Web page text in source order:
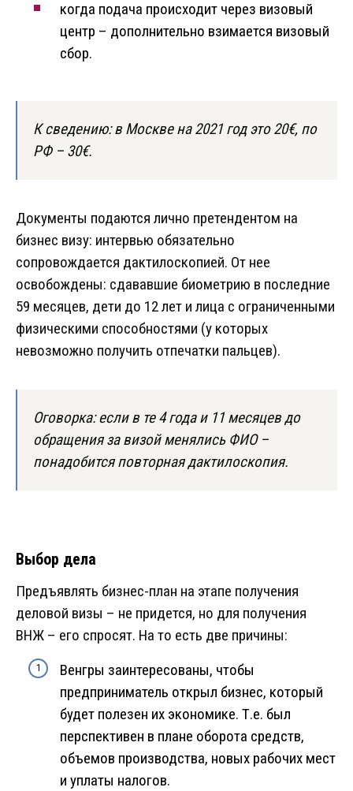
когда подача происходит через визовый
центр – дополнительно взимается визовый
сбор.
К сведению: в Москве на 2021 год это 20€, по
РФ – 30€.
Документы подаются лично претендентом на
бизнес визу: интервью обязательно
сопровождается дактилоскопией. От нее
освобождены: сдававшие биометрию в последние
59 месяцев, дети до 12 лет и лица с ограниченными
физическими способностями (у которых
невозможно получить отпечатки пальцев).
Оговорка: если в те 4 года и 11 месяцев до
обращения за визой менялись ФИО –
понадобится повторная дактилоскопия.
Выбор дела
Предъявлять бизнес-план на этапе получения
деловой визы – не придется, но для получения
ВНЖ – его спросят. На то есть две причины:
Венгры заинтересованы, чтобы
предприниматель открыл бизнес, который
будет полезен их экономике. Т.е. был
перспективен в плане оборота средств,
объемов производства, новых рабочих мест
и уплаты налогов.